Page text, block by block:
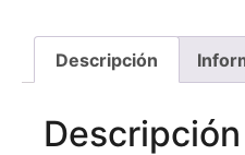
Descripción
Descripción